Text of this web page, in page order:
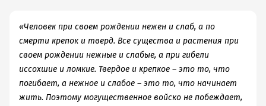
«Человек при своем рождении нежен и слаб, а по
смерти крепок и тверд. Все существа и растения при
своем рождении нежные и слабые, а при гибели
иссохшие и ломкие. Твердое и крепкое – это то, что
погибает, а нежное и слабое – это то, что начинает
жить. Поэтому могущественное войско не побеждает,